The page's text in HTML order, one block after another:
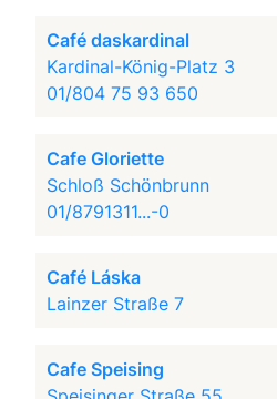
Café daskardinal
Kardinal-König-Platz 3
01/804 75 93 650
Cafe Gloriette
Schloß Schönbrunn
01/8791311...-0
Café Láska
Lainzer Straße 7
Cafe Speising